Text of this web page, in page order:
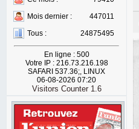
Mois dernier :
447011
Tous :
24875495
En ligne : 500
Votre IP : 216.73.216.198
SAFARI 537.36;, LINUX
06-08-2026 07:20
Visitors Counter 1.6